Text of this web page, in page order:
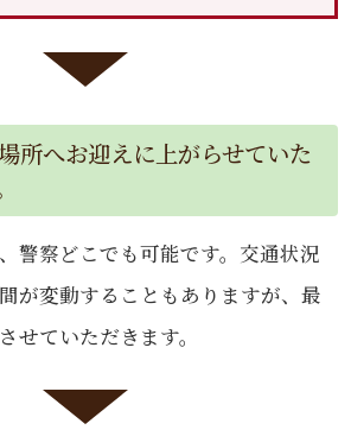
所へお迎えに上がらせていた
警察どこでも可能です。交通状況
が変動することもありますが、最
せていただきます。